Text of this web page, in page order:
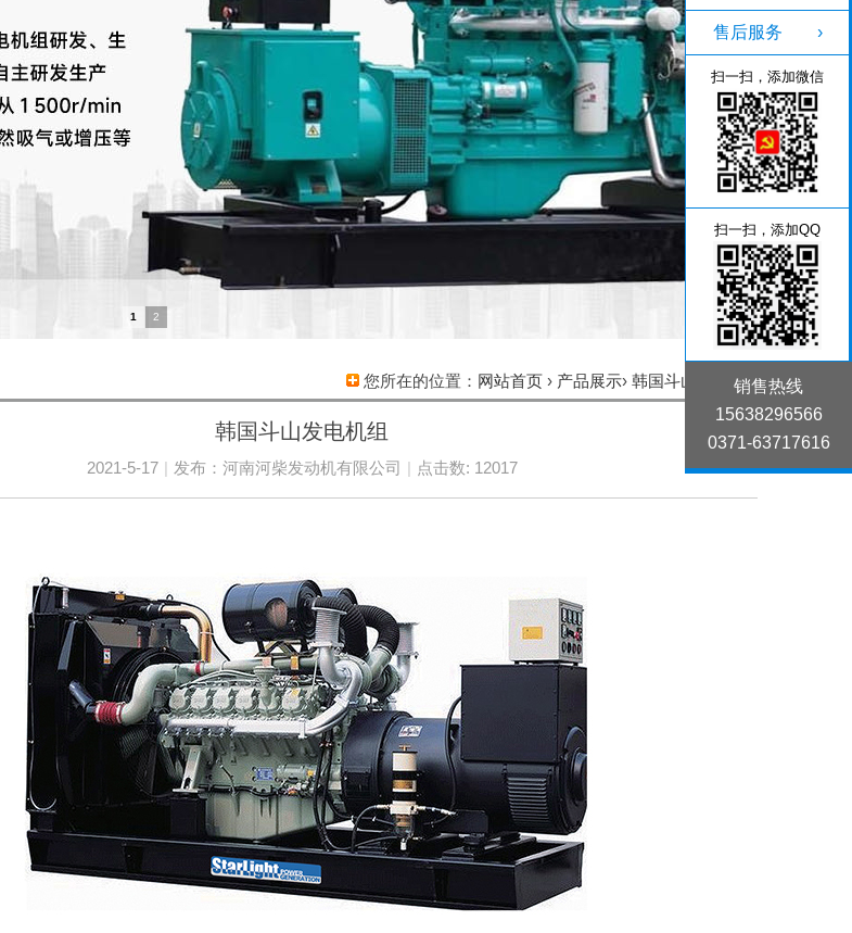
1 2
您所在的位置： 网站首页 › 产品展示› 韩国斗山发电机组
韩国斗山发电机组
2021-5-17 | 发布： 河南河柴发动机有限公司 | 点击数: 12017
售后服务 ›
扫一扫，添加微信
扫一扫，添加QQ
销售热线
15638296566
0371-63717616